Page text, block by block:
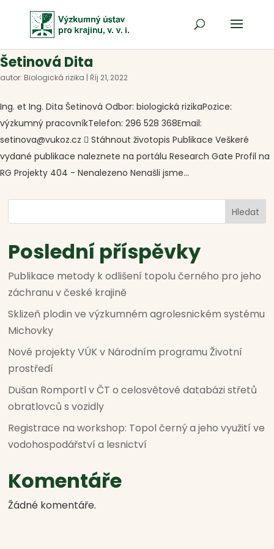
Šetinová Dita
autor: Biologická rizika | Říj 21, 2022
Ing. et Ing. Dita Šetinová Odbor: biologická rizikaPozice:
výzkumný pracovníkTelefon: 296 528 368Email:
setinova@vukoz.cz  Stáhnout životopis Publikace Veškeré
vydané publikace naleznete na portálu Research Gate Profil na
RG Projekty 404 - Nenalezeno Nenašli jsme...
Hledat
Poslední příspěvky
Publikace metody k odlišení topolu černého pro jeho
záchranu v české krajině
Sklizeň plodin ve výzkumném agrolesnickém systému
Michovky
Nové projekty VÚK v Národním programu Životní
prostředí
Dušan Romportl v ČT o celosvětové databázi střetů
obratlovců s vozidly
Registrace na workshop: Topol černý a jeho využití ve
vodohospodářství a lesnictví
Komentáře
Žádné komentáře.